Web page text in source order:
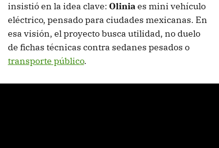
insistió en la idea clave: Oliniaes mini vehículo
eléctrico, pensado para ciudades mexicanas. En
esa visión, el proyecto busca utilidad, no duelo
de fichas técnicas contra sedanes pesados o
transporte público.